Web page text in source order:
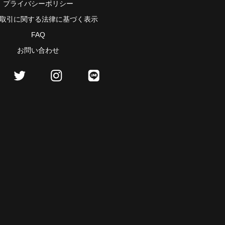
プライバシーポリシー
引に関する法律に基づく表示
FAQ
お問い合わせ